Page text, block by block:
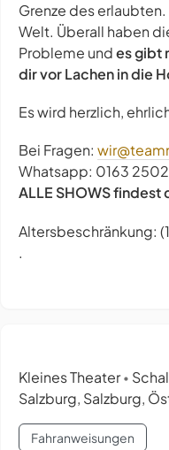
Grenze des
Welt. Überall haben
Probleme undes gibt
dir vor Lachen in die
Es wird herzlich,
Bei Fragen:
Whatsapp: 0163
ALLE SHOWS findest
Altersbeschränkung:
.
Kleines Theater•
Salzburg, Salzburg,
Fahranweisungen